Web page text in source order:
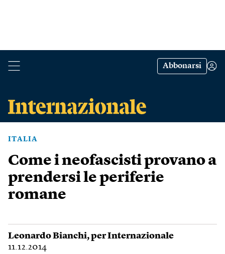
Abbonarsi
ITALIA
Come i neofascisti provano a
prendersi le periferie
romane
Leonardo Bianchi,per Internazionale
11.12.2014